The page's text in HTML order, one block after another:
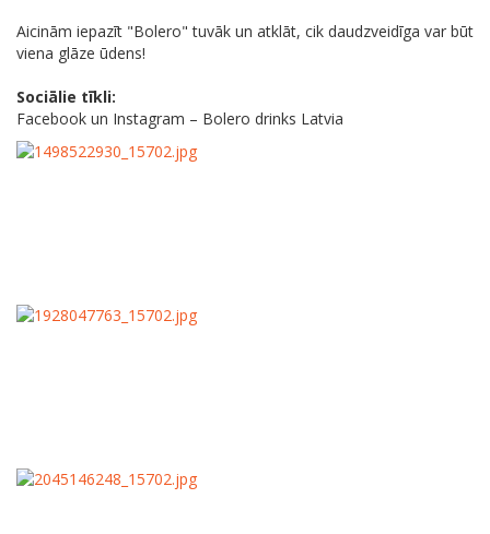
Aicinām iepazīt "Bolero" tuvāk un atklāt, cik daudzveidīga var būt
viena glāze ūdens!
Sociālie tīkli:
Facebook un Instagram – Bolero drinks Latvia